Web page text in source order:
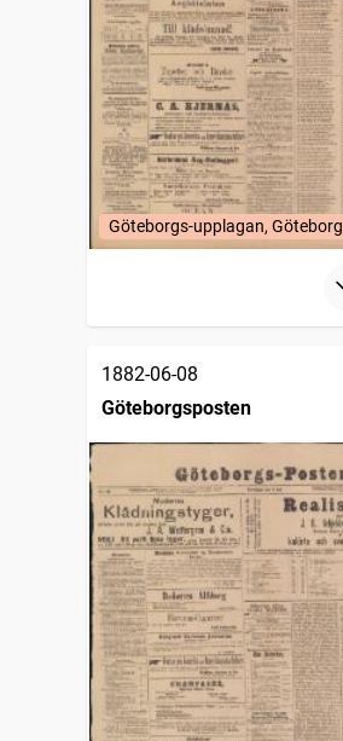
Göteborgs-upplagan, Göteborg
1882-06-08
Göteborgsposten